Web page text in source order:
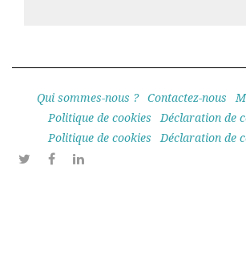
Qui sommes-nous ? Contactez-nous
Politique de cookies
Déclaration de
Politique de cookies
Déclaration de